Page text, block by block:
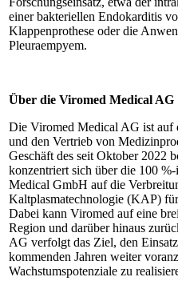
einer bakteriellen Endokarditis
Klappenprothese oder die
Pleuraempyem.
Über die Viromed Medical AG
Die Viromed Medical AG ist
und den Vertrieb von
Geschäft des seit Oktober 2022
konzentriert sich über die 100
Medical GmbH auf die
Kaltplasmatechnologie (KAP)
Dabei kann Viromed auf eine
Region und darüber hinaus
AG verfolgt das Ziel, den
kommenden Jahren weiter
Wachstumspotenziale zu